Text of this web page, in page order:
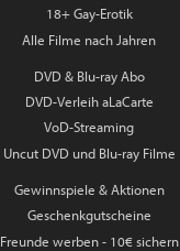
18+ Gay-Erotik
Alle Filme nach Jahren
DVD & Blu-ray Abo
DVD-Verleih aLaCarte
VoD-Streaming
Uncut DVD und Blu-ray Filme
Gewinnspiele & Aktionen
Geschenkgutscheine
Freunde werben - 10€ sichern